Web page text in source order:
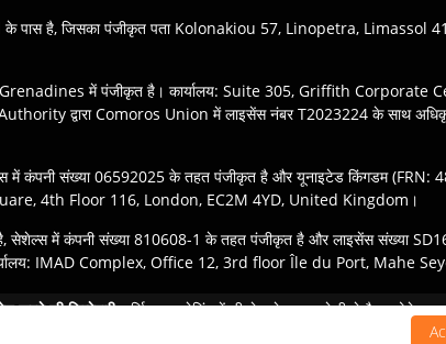
पास है, जिसका पंजीकृत पता Kolonakiou 57, Linopetra, Limassol
में पंजीकृत है। कार्यालय: Suite 305, Griffith
द्वारा Comoros Union में लाइसेंस नंबर T2023224 के साथ
संख्या 06592025 के तहत पंजीकृत है और यूनाइटेड किंगडम (FRN:
4th Floor 116, London, EC2M 4YD, United Kingdom।
सेशेल्स में कंपनी संख्या 810608-1 के तहत पंजीकृत है और लाइसेंस संख्या
IMAD Complex, Office 12, 3rd floor Île du Port, Mahe
कानूनों और नियमों के अनुसार TIOmarkets ब्रांड की उपयुक्त इकाई के साथ
करने की जिम्मेदारी:मार्जिन पर ट्रेडिंग में लीवरेज के कारण तेजी से पैसा खोने का
निवेशकों के लिए उपयुक्त नहीं हैं और आपको यह सुनिश्चित करना चाहिए कि आप